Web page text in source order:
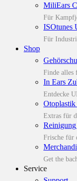
MiliEars
Für
ISOtunes
Für
Shop
Finde alles
In Ears
Entdecke
Extras für
Frische für
Get the
Service